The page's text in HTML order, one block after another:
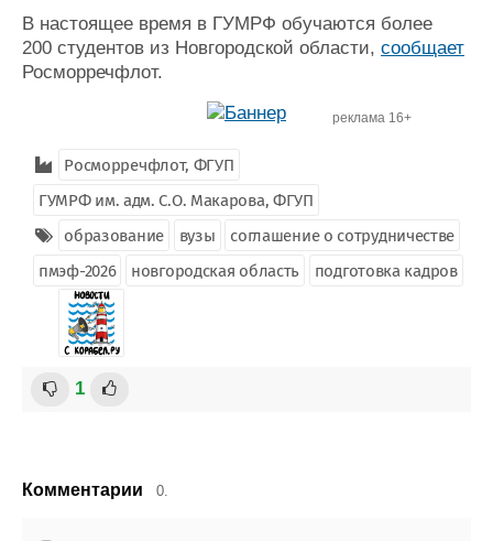
В настоящее время в ГУМРФ обучаются более
200 студентов из Новгородской области, сообщает
Росморречфлот.
реклама 16+
Росморречфлот, ФГУП
ГУМРФ им. адм. С.О. Макарова, ФГУП
образование
вузы
соглашение о сотрудничестве
пмэф-2026
новгородская область подготовка кадров
1
Комментарии 0.